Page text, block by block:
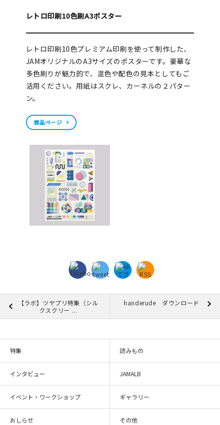
レトロ印刷10色刷A3ポスター
レトロ印刷10色プレミアム印刷を使って制作した、
JAMオリジナルのA3サイズのポスターです。豪華な
多色刷りが魅力的で、混色や配色の見本としてもご
活用ください。用紙はスクレ、カーネルの２パター
ン。
商品ページ
【ラボ】ツヤプリ特集（シル
クスクリー ...
handerude ダウンロード
特集 読みもの
インタビュー JAMALB
イベント・ワークショップ ギャラリー
おしらせ その他